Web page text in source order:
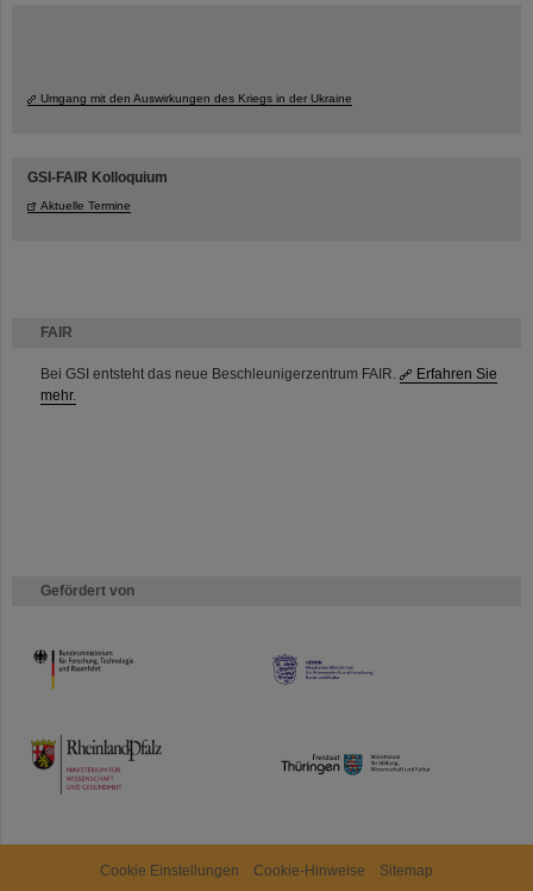
FAIR
Bei GSI entsteht das neue Beschleunigerzentrum FAIR.
Erfahren Sie
mehr.
Gefördert von
HMWK
TMWWDG
Umgang mit den Auswirkungen des Kriegs in der Ukraine
GSI-FAIR Kolloquium
Aktuelle Termine
Cookie Einstellungen Cookie-Hinweise Sitemap